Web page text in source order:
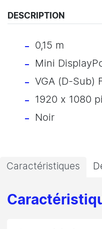
DESCRIPTION
0,15 m
Mini
VGA (D-Sub)
1920 x 1080
Noir
Caractéristiques